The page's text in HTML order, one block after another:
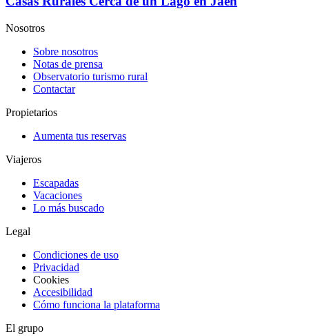
Nosotros
Sobre nosotros
Notas de prensa
Observatorio turismo rural
Contactar
Propietarios
Aumenta tus reservas
Viajeros
Escapadas
Vacaciones
Lo más buscado
Legal
Condiciones de uso
Privacidad
Cookies
Accesibilidad
Cómo funciona la plataforma
El grupo